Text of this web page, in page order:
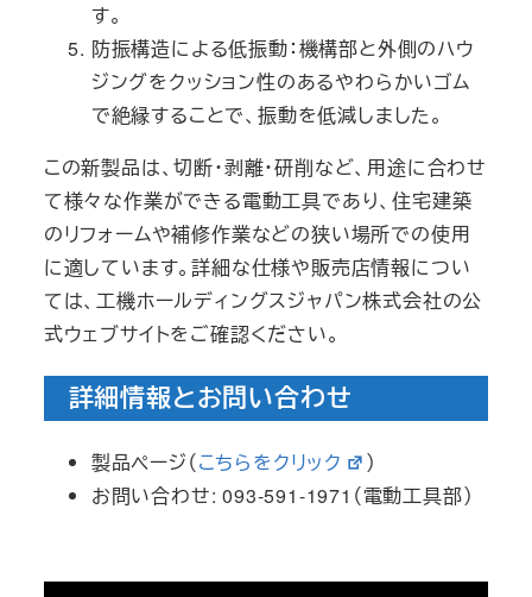
す。
防振構造による低振動：機構部と外側のハウ
ジングをクッション性のあるやわらかいゴム
で絶縁することで、振動を低減しました。
この新製品は、切断・剥離・研削など、用途に合わせ
て様々な作業ができる電動工具であり、住宅建築
のリフォームや補修作業などの狭い場所での使用
に適しています。詳細な仕様や販売店情報につい
ては、工機ホールディングスジャパン株式会社の公
式ウェブサイトをご確認ください。
詳細情報とお問い合わせ
製品ページ（こちらをクリック
）
お問い合わせ: 093-591-1971（電動工具部）